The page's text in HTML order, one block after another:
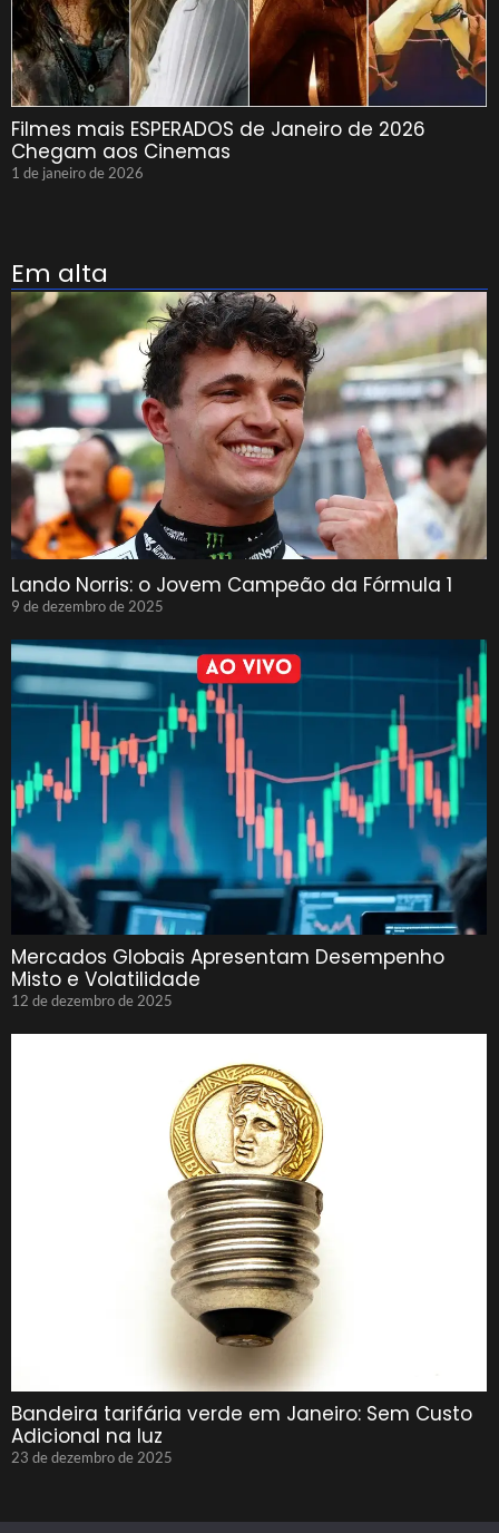
Filmes mais ESPERADOS de Janeiro de 2026
Chegam aos Cinemas
1 de janeiro de 2026
Em alta
Lando Norris: o Jovem Campeão da Fórmula 1
9 de dezembro de 2025
Mercados Globais Apresentam Desempenho
Misto e Volatilidade
12 de dezembro de 2025
Bandeira tarifária verde em Janeiro: Sem Custo
Adicional na luz
23 de dezembro de 2025